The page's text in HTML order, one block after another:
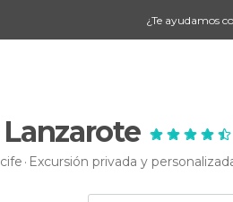
¿Te ayudamos
Excursión privada y